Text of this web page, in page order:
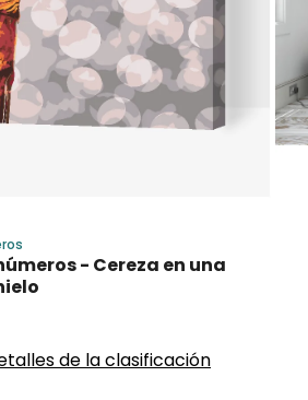
- Cereza en una
de la clasificación